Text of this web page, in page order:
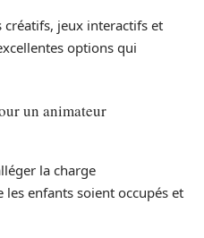
créatifs, jeux interactifs et
options qui
un animateur
la charge
enfants soient occupés et